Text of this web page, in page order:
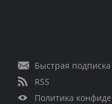
Быстрая
RSS
Политика